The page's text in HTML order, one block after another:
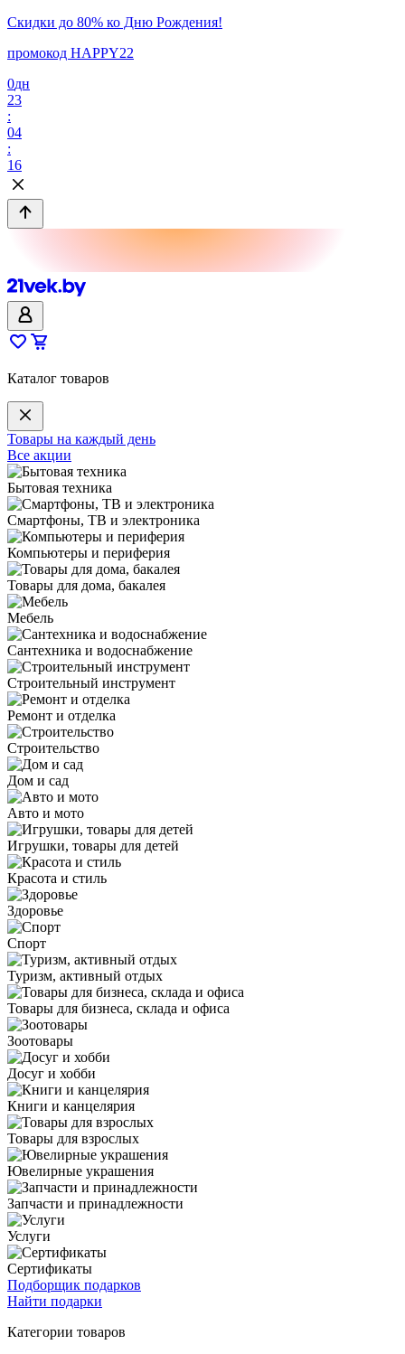
Скидки до 80% ко Дню Рождения!
промокод HAPPY22
0дн
23
:
04
:
16
Каталог товаров
Товары на каждый день
Все акции
Бытовая техника
Смартфоны, ТВ и электроника
Компьютеры и периферия
Товары для дома, бакалея
Мебель
Сантехника и водоснабжение
Строительный инструмент
Ремонт и отделка
Строительство
Дом и сад
Авто и мото
Игрушки, товары для детей
Красота и стиль
Здоровье
Спорт
Туризм, активный отдых
Товары для бизнеса, склада и офиса
Зоотовары
Досуг и хобби
Книги и канцелярия
Товары для взрослых
Ювелирные украшения
Запчасти и принадлежности
Услуги
Сертификаты
Подборщик подарков
Найти подарки
Категории товаров